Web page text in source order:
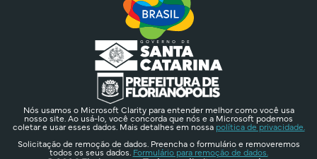
Nós usamos o Microsoft Clarity para entender melhor como você usa
nosso site. Ao usá-lo, você concorda que nós e a Microsoft podemos
coletar e usar esses dados. Mais detalhes em nossa política de privacidade.
Solicitação de remoção de dados. Preencha o formulário e removeremos
todos os seus dados. Formulário para remoção de dados.